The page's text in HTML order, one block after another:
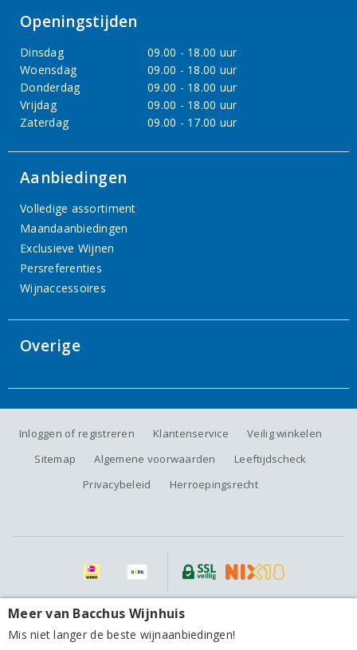
Rémi Niero Condrieu Les Ravines 2024
54,95
Openingstijden
Dinsdag
09.00 - 18.00 uur
Woensdag
09.00 - 18.00 uur
Donderdag
09.00 - 18.00 uur
Vrijdag
09.00 - 18.00 uur
Zaterdag
09.00 - 17.00 uur
Aanbiedingen
Volledige assortiment
Maandaanbiedingen
Exclusieve Wijnen
Persreferenties
Wijnaccessoires
Overige
Inloggen of registreren Klantenservice
Veilig winkelen
Sitemap
Algemene voorwaarden
Leeftijdscheck
Privacybeleid
Herroepingsrecht
Alle prijzen zijn inclusief BTW, exclusief eventuele verzendkosten.
Meer van Bacchus Wijnhuis
Mis niet langer de beste wijnaanbiedingen!